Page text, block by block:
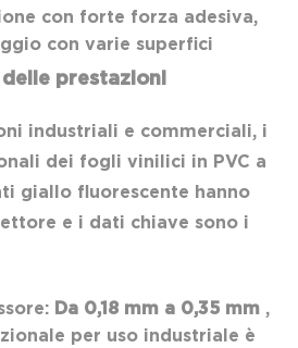
con forte forza adesiva,
con varie superfici
prestazioni
industriali e commerciali, i
dei fogli vinilici in PVC a
giallo fluorescente hanno
e i dati chiave sono i
Da 0,18 mm a 0,35 mm ,
per uso industriale è